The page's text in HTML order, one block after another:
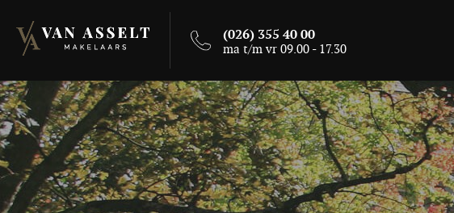
(026) 355 40 00
ma t/m vr 09.00 - 17.30